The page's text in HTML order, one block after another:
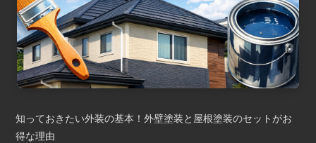
知っておきたい外装の基本！外壁塗装と屋根塗装のセットがお
得な理由